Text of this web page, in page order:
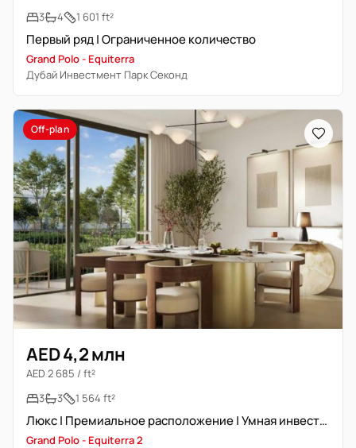
3
4 1 601 ft²
Первый ряд | Ограниченное количество
Grand Polo - Equiterra
Дубай Инвестмент Парк Секонд
Off-plan
AED 4,2 млн
AED 2 685 / ft²
3
3 1 564 ft²
Люкс | Премиальное расположение | Умная инвестиция
Grand Polo - Equiterra 2